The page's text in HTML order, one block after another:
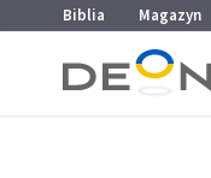
Przejdź do menu głównego
Przejdź do treści
Biblia Magazyn